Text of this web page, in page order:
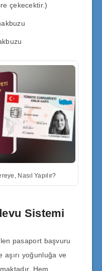
çekecektir.)
Nasıl Yapılır?
Sistemi
pasaport başvuru
yoğunluğa ve
Hem